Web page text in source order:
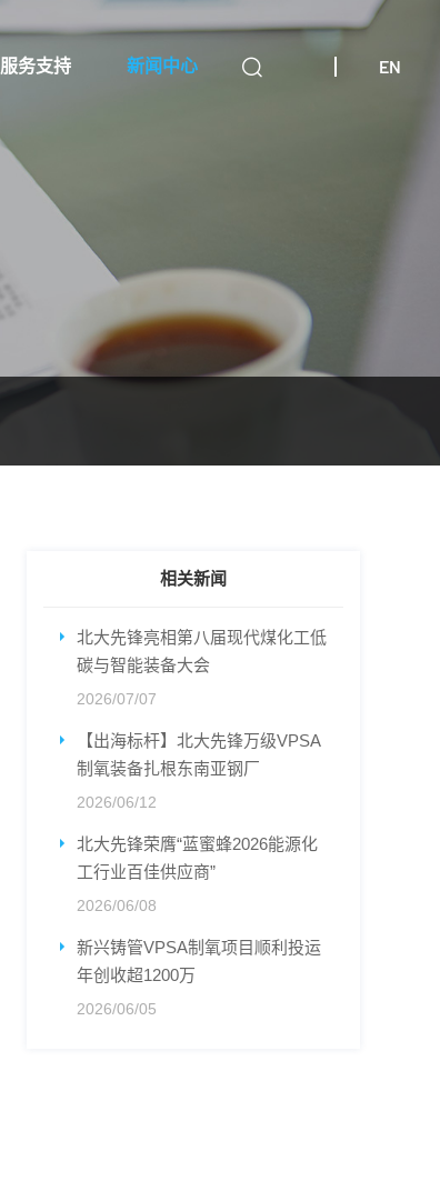
EN
服务支持 新闻中心
相关新闻
北大先锋亮相第八届现代煤化工低
碳与智能装备大会
2026/07/07
【出海标杆】北大先锋万级VPSA
制氧装备扎根东南亚钢厂
2026/06/12
北大先锋荣膺“蓝蜜蜂2026能源化
工行业百佳供应商”
2026/06/08
新兴铸管VPSA制氧项目顺利投运
年创收超1200万
2026/06/05